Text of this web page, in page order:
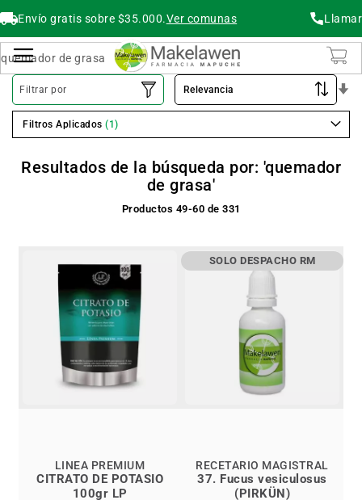
Envío gratis sobre $35.000.Ver comunas Llamar
Resultados de la búsqueda por: 'quemador
de grasa'
Productos 49-60 de 331
CITRATO DE POTASIO
100gr LP
LINEA PREMIUM
SOLO DESPACHO RM
37. Fucus vesiculosus
(PIRKÜN)
RECETARIO MAGISTRAL
Filtrar por
Filtros Aplicados